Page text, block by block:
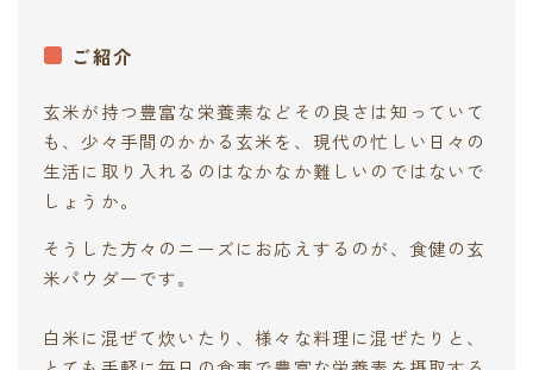
ご紹介
玄米が持つ豊富な栄養素などその良さは知っていて
も、少々手間のかかる玄米を、現代の忙しい日々の
生活に取り入れるのはなかなか難しいのではないで
しょうか。
そうした方々のニーズにお応えするのが、食健の玄
米パウダーです。
白米に混ぜて炊いたり、様々な料理に混ぜたりと、